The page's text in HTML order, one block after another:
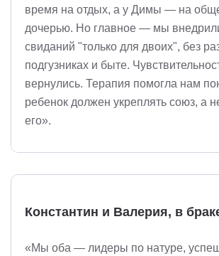
время на отдых, а у Димы — на
дочерью. Но главное — мы
свиданий "только для двоих", без
подгузниках и быте.
вернулись. Терапия помогла нам
ребенок должен укреплять союз, а
его».
Константин и Валерия, в
«Мы оба — лидеры по натуре,